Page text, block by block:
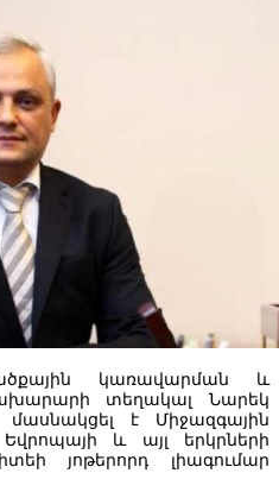
ծագած խնդիրները
եկամուտների
բանկի տեխնիկական
կառավարման և
տեղակալ Նարեկ
մասնակցել է Միջազգային
և այլ երկրների
յոթերորդ լիագումար